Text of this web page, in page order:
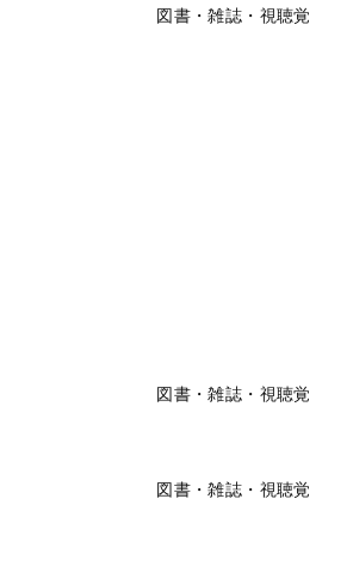
図書・雑誌・視聴覚
図書・雑誌・視聴覚
図書・雑誌・視聴覚